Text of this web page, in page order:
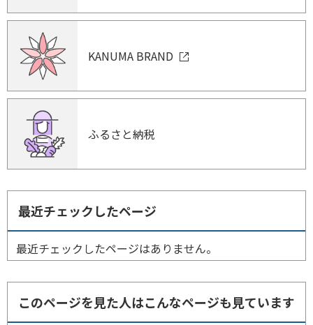
KANUMA BRAND
ふるさと納税
最近チェックしたページ
最近チェックしたページはありません。
このページを見た人はこんなページも見ています